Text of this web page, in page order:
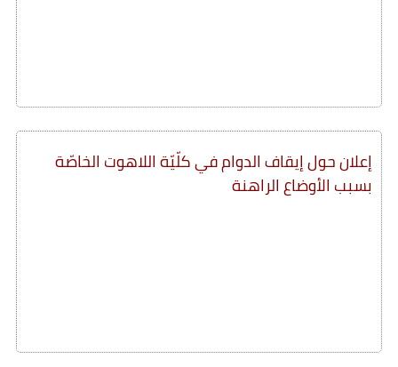
إعلان حول إيقاف الدوام في كلّيّة اللاهوت الخاصّة
بسبب الأوضاع الراهنة